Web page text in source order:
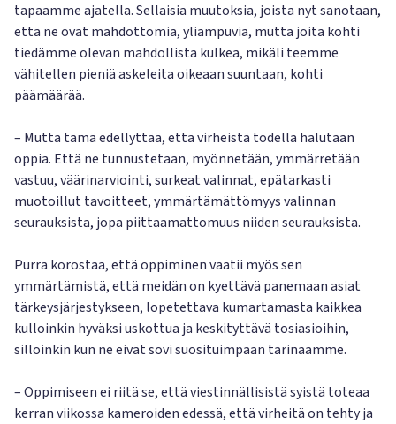
tapaamme ajatella. Sellaisia muutoksia, joista nyt sanotaan,
että ne ovat mahdottomia, yliampuvia, mutta joita kohti
tiedämme olevan mahdollista kulkea, mikäli teemme
vähitellen pieniä askeleita oikeaan suuntaan, kohti
päämäärää.
– Mutta tämä edellyttää, että virheistä todella halutaan
oppia. Että ne tunnustetaan, myönnetään, ymmärretään
vastuu, väärinarviointi, surkeat valinnat, epätarkasti
muotoillut tavoitteet, ymmärtämättömyys valinnan
seurauksista, jopa piittaamattomuus niiden seurauksista.
Purra korostaa, että oppiminen vaatii myös sen
ymmärtämistä, että meidän on kyettävä panemaan asiat
tärkeysjärjestykseen, lopetettava kumartamasta kaikkea
kulloinkin hyväksi uskottua ja keskityttävä tosiasioihin,
silloinkin kun ne eivät sovi suosituimpaan tarinaamme.
– Oppimiseen ei riitä se, että viestinnällisistä syistä toteaa
kerran viikossa kameroiden edessä, että virheitä on tehty ja